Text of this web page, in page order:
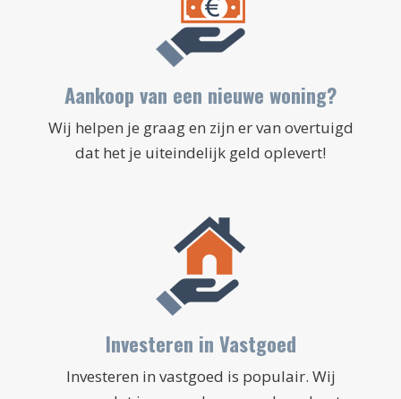
Aankoop van een nieuwe woning?
Wij helpen je graag en zijn er van overtuigd
dat het je uiteindelijk geld oplevert!
Investeren in Vastgoed
Investeren in vastgoed is populair. Wij